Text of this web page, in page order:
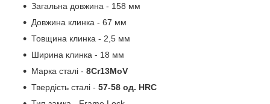
Загальна довжина - 158 мм
Довжина клинка - 67 мм
Товщина клинка - 2,5 мм
Ширина клинка - 18 мм
Марка сталі - 8Cr13MoV
Твердість сталі - 57-58 од. HRC